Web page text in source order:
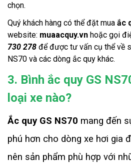
chọn.
Quý khách hàng có thể đặt mua ắc
website: muaacquy.vn hoặc gọi
730 278 để được tư vấn cụ thể về
NS70 và các dòng ắc quy khác.
3. Bình ắc quy GS
loại xe nào?
Ắc quy GS NS70 mang đến
phú hơn cho dòng xe hơi gia
nên sản phẩm phù hợp với